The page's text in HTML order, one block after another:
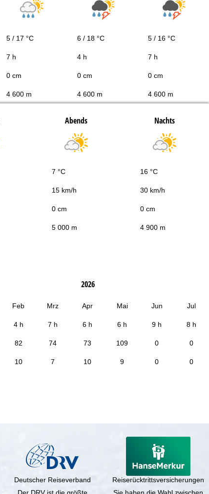
5 / 17 °C 6 / 18 °C 5 / 16 °C
7 h 4 h 7 h
0 cm 0 cm 0 cm
4 600 m 4 600 m 4 600 m
Abends Nachts
7 °C 16 °C
15 km/h 30 km/h
0 cm 0 cm
5 000 m 4 900 m
2026
Feb Mrz Apr Mai Jun Jul
4 h 7 h 6 h 6 h 9 h 8 h
82 74 73 109 0 0
10 7 10 9 0 0
Deutscher Reiseverband
Reiserücktrittsversicherungen